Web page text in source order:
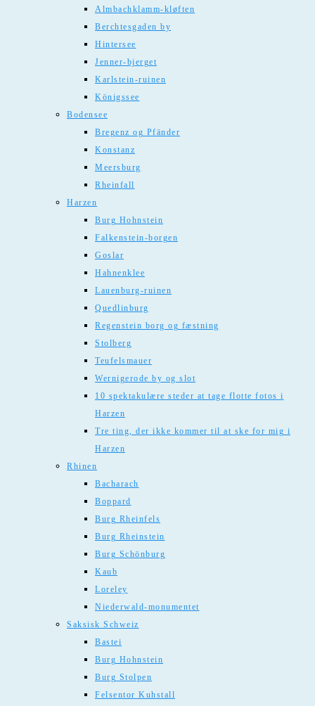
Almbachklamm-kløften
Berchtesgaden by
Hintersee
Jenner-bjerget
Karlstein-ruinen
Königssee
Bodensee
Bregenz og Pfänder
Konstanz
Meersburg
Rheinfall
Harzen
Burg Hohnstein
Falkenstein-borgen
Goslar
Hahnenklee
Lauenburg-ruinen
Quedlinburg
Regenstein borg og fæstning
Stolberg
Teufelsmauer
Wernigerode by og slot
10 spektakulære steder at tage flotte fotos i
Harzen
Tre ting, der ikke kommer til at ske for mig i
Harzen
Rhinen
Bacharach
Boppard
Burg Rheinfels
Burg Rheinstein
Burg Schönburg
Kaub
Loreley
Niederwald-monumentet
Saksisk Schweiz
Bastei
Burg Hohnstein
Burg Stolpen
Felsentor Kuhstall